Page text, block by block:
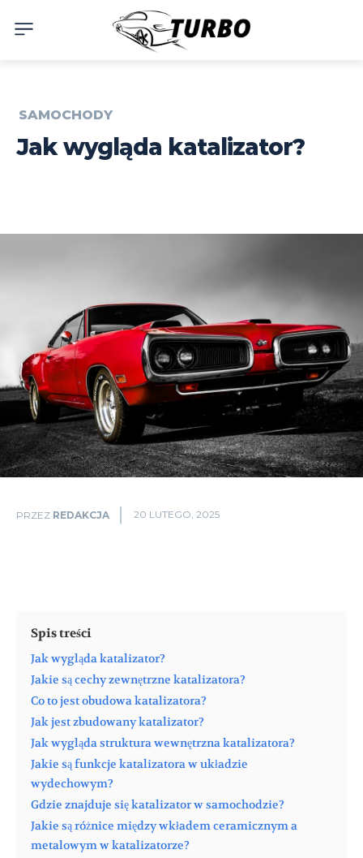
SAMOCHODY
Jak wygląda katalizator?
PRZEZ REDAKCJA 20 LUTEGO, 2025
Spis treści
Jak wygląda katalizator?
Jakie są cechy zewnętrzne katalizatora?
Co to jest obudowa katalizatora?
Jak jest zbudowany katalizator?
Jak wygląda struktura wewnętrzna katalizatora?
Jakie są funkcje katalizatora w układzie
wydechowym?
Gdzie znajduje się katalizator w samochodzie?
Jakie są różnice między wkładem ceramicznym a
metalowym w katalizatorze?